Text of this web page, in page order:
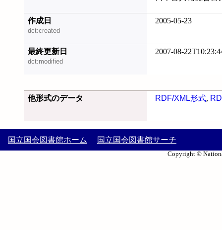
作成日
dct:created
2005-05-23
最終更新日
dct:modified
2007-08-
他形式のデータ RDF/XML形式,
国立国会図書館ホーム 国立国会図書館サーチ
Copyright ©